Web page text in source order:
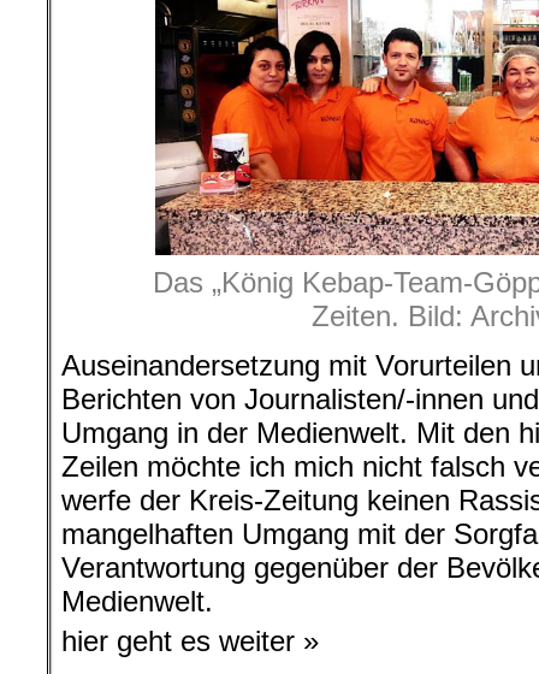
Das „König Kebap-Team-
Zeiten. Bild:
Auseinandersetzung mit Vorurteilen
Berichten von Journalisten/-innen
Umgang in der Medienwelt. Mit den
Zeilen möchte ich mich nicht falsch
werfe der Kreis-Zeitung keinen
mangelhaften Umgang mit der
Verantwortung gegenüber der
Medienwelt.
hier geht es weiter »